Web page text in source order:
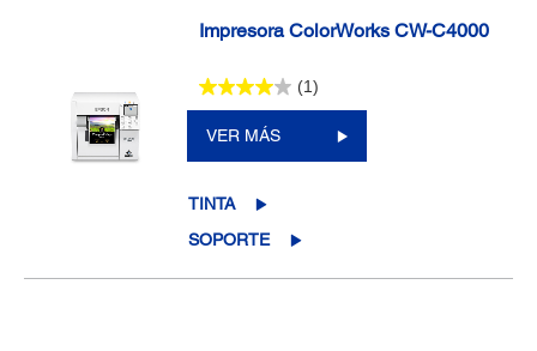
Impresora ColorWorks CW-C4000
(1)
VER MÁS
TINTA
SOPORTE